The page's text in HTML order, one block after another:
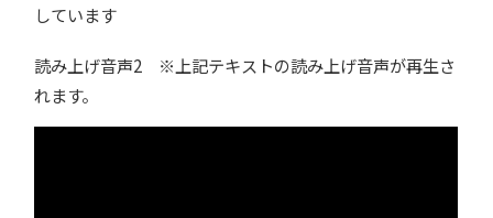
しています
読み上げ音声2 ※上記テキストの読み上げ音声が再生さ
れます。